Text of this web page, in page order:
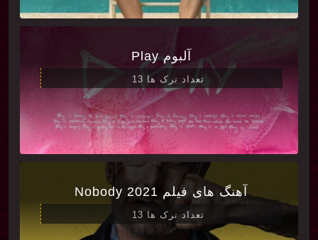
آلبوم Play
تعداد ترک ها 13
آهنگ های فیلم Nobody 2021
تعداد ترک ها 13